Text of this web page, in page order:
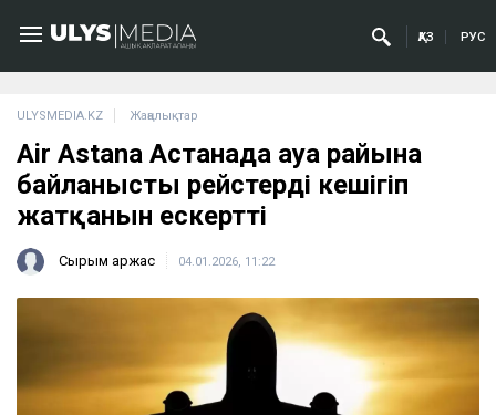
ҚАЗ РУС
ULYSMEDIA.KZ Жаңалықтар
Air Astana Астанада ауа райына
байланысты рейстердің кешігіп
жатқанын ескертті
Сырым Қаржас 04.01.2026, 11:22